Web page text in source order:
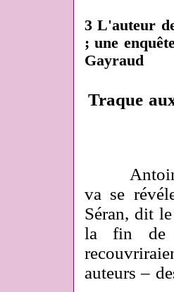
3 L'auteur
; une
Gayraud
Traque
Antoine
va se
Séran, dit
la fin de
auteurs –